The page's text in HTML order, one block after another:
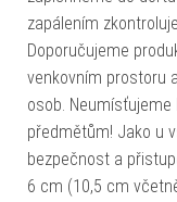
zapálením
Doporučujeme
venkovním prostoru
osob.
předmětům! Jako u
bezpečnost a
6 cm (10,5 cm